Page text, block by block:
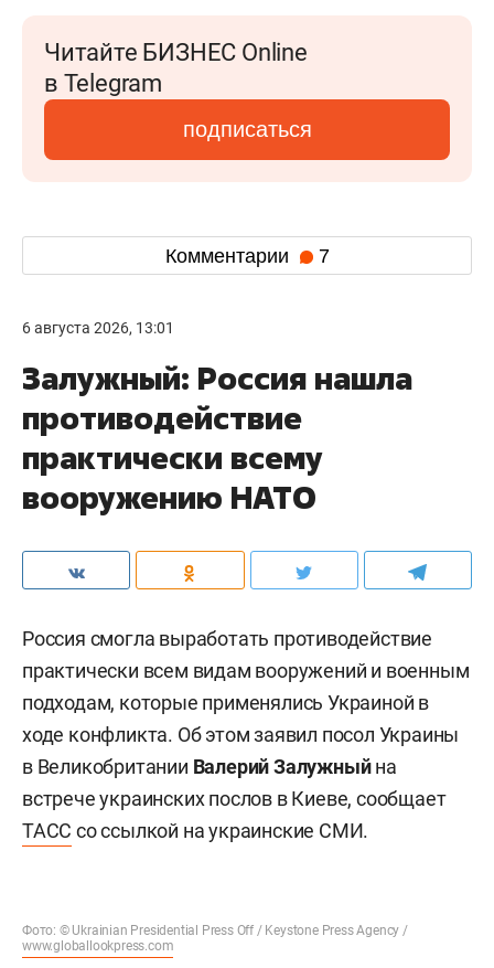
Читайте БИЗНЕС Online
в Telegram
подписаться
Комментарии 7
6 августа 2026, 13:01
Залужный: Россия нашла
противодействие
практически всему
вооружению НАТО
Россия смогла выработать противодействие
практически всем видам вооружений и военным
подходам, которые применялись Украиной в
ходе конфликта. Об этом заявил посол Украины
в Великобритании Валерий Залужныйна
встрече украинских послов в Киеве, сообщает
ТАСС со ссылкой на украинские СМИ.
Фото: © Ukrainian Presidential Press Off / Keystone Press Agency /
www.globallookpress.com